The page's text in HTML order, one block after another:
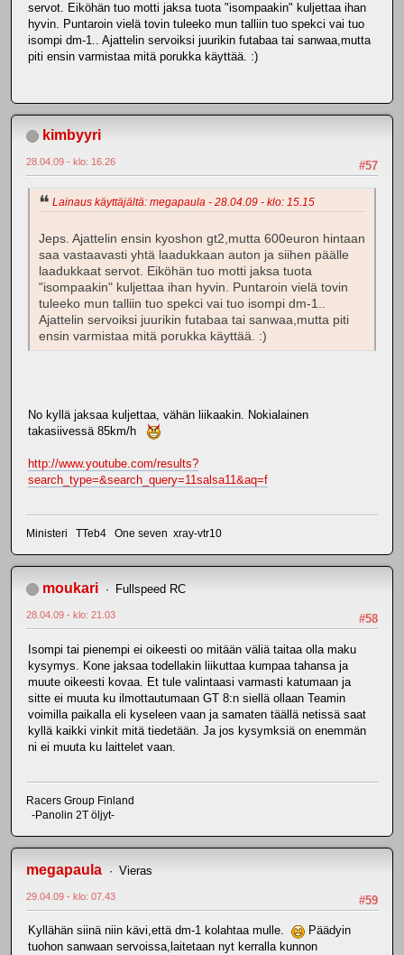
servot. Eiköhän tuo motti jaksa tuota "isompaakin" kuljettaa ihan
hyvin. Puntaroin vielä tovin tuleeko mun talliin tuo spekci vai tuo
isompi dm-1.. Ajattelin servoiksi juurikin futabaa tai sanwaa,mutta
piti ensin varmistaa mitä porukka käyttää. :)
kimbyyri
#57
28.04.09 - klo: 16.26
Lainaus käyttäjältä: megapaula - 28.04.09 - klo: 15.15
Jeps. Ajattelin ensin kyoshon gt2,mutta 600euron hintaan
saa vastaavasti yhtä laadukkaan auton ja siihen päälle
laadukkaat servot. Eiköhän tuo motti jaksa tuota
"isompaakin" kuljettaa ihan hyvin. Puntaroin vielä tovin
tuleeko mun talliin tuo spekci vai tuo isompi dm-1..
Ajattelin servoiksi juurikin futabaa tai sanwaa,mutta piti
ensin varmistaa mitä porukka käyttää. :)
No kyllä jaksaa kuljettaa, vähän liikaakin. Nokialainen
takasiivessä 85km/h
http://www.youtube.com/results?
search_type=&search_query=11salsa11&aq=f
Ministeri TTeb4 One seven xray-vtr10
moukari Fullspeed RC
#58
28.04.09 - klo: 21.03
Isompi tai pienempi ei oikeesti oo mitään väliä taitaa olla maku
kysymys. Kone jaksaa todellakin liikuttaa kumpaa tahansa ja
muute oikeesti kovaa. Et tule valintaasi varmasti katumaan ja
sitte ei muuta ku ilmottautumaan GT 8:n siellä ollaan Teamin
voimilla paikalla eli kyseleen vaan ja samaten täällä netissä saat
kyllä kaikki vinkit mitä tiedetään. Ja jos kysymksiä on enemmän
ni ei muuta ku laittelet vaan.
Racers Group Finland
-Panolin 2T öljyt-
megapaula Vieras
#59
29.04.09 - klo: 07.43
Kyllähän siinä niin kävi,että dm-1 kolahtaa mulle.
Päädyin
tuohon sanwaan servoissa,laitetaan nyt kerralla kunnon